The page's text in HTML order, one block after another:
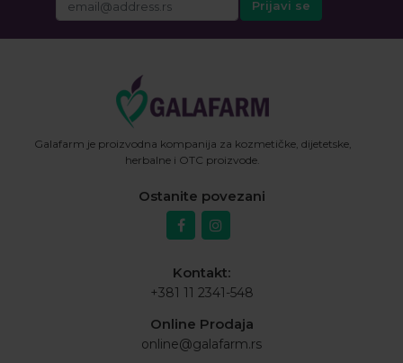
Galafarm je proizvodna kompanija za kozmetičke, dijetetske,
herbalne i OTC proizvode.
Ostanite povezani
Kontakt:
+381 11 2341-548
Online Prodaja
online@galafarm.rs